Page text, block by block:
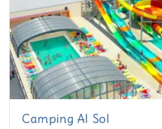
Camping Al Sol